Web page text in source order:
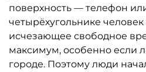
поверхность — телефон
четырёхугольнике
исчезающее свободное
максимум, особенно если
городе. Поэтому люди